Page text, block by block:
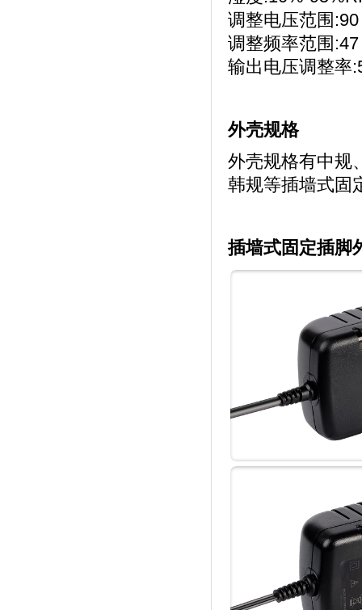
调整电压范围
调整频率范围
输出电压调整率
外壳规格
外壳规格有中规
韩规等插墙式固
插墙式固定插脚